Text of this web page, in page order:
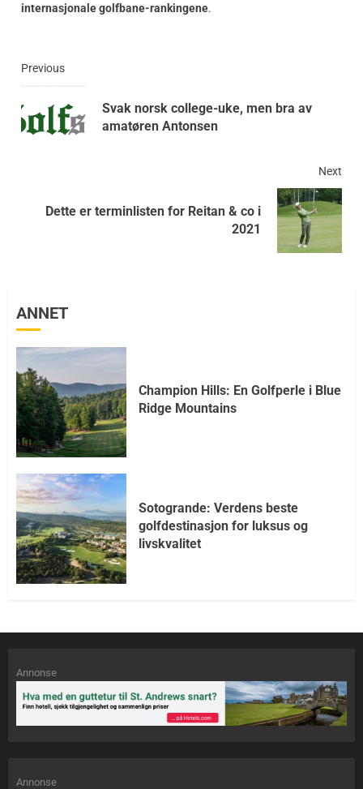
internasjonale golfbane-rankingene.
Previous
Svak norsk college-uke, men bra av
amatøren Antonsen
Next
Dette er terminlisten for Reitan & co i
2021
ANNET
Champion Hills: En Golfperle i Blue
Ridge Mountains
Sotogrande: Verdens beste
golfdestinasjon for luksus og
livskvalitet
Annonse
Annonse